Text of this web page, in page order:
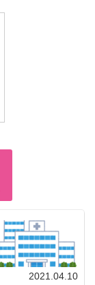
2021.04.10